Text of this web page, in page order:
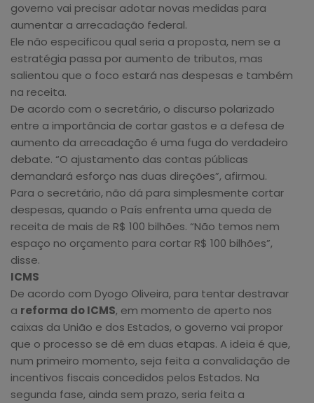
governo vai precisar adotar novas medidas para
aumentar a arrecadação federal.
Ele não especificou qual seria a proposta, nem se a
estratégia passa por aumento de tributos, mas
salientou que o foco estará nas despesas e também
na receita.
De acordo com o secretário, o discurso polarizado
entre a importância de cortar gastos e a defesa de
aumento da arrecadação é uma fuga do verdadeiro
debate. “O ajustamento das contas públicas
demandará esforço nas duas direções”, afirmou.
Para o secretário, não dá para simplesmente cortar
despesas, quando o País enfrenta uma queda de
receita de mais de R$ 100 bilhões. “Não temos nem
espaço no orçamento para cortar R$ 100 bilhões”,
disse.
ICMS
De acordo com Dyogo Oliveira, para tentar destravar
a reforma do ICMS, em momento de aperto nos
caixas da União e dos Estados, o governo vai propor
que o processo se dê em duas etapas. A ideia é que,
num primeiro momento, seja feita a convalidação de
incentivos fiscais concedidos pelos Estados. Na
segunda fase, ainda sem prazo, seria feita a